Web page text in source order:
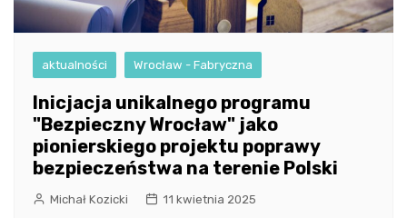
aktualności Wrocław - Fabryczna
Inicjacja unikalnego programu
"Bezpieczny Wrocław" jako
pionierskiego projektu poprawy
bezpieczeństwa na terenie Polski
Michał Kozicki 11 kwietnia 2025